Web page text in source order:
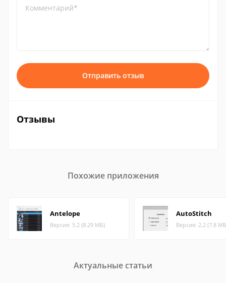
Комментарий*
Отправить отзыв
Отзывы
Похожие приложения
Antelope
Версия: 5.2 (8.29 МБ)
AutoStitch
Версия: 2.2 (7.8
Актуальные статьи